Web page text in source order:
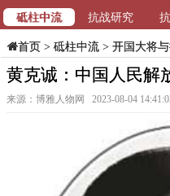
砥柱中流
抗战研究
首页> 砥柱中流> 开国大将
黄克诚：中国人民解
来源：博雅人物网 2023-08-04